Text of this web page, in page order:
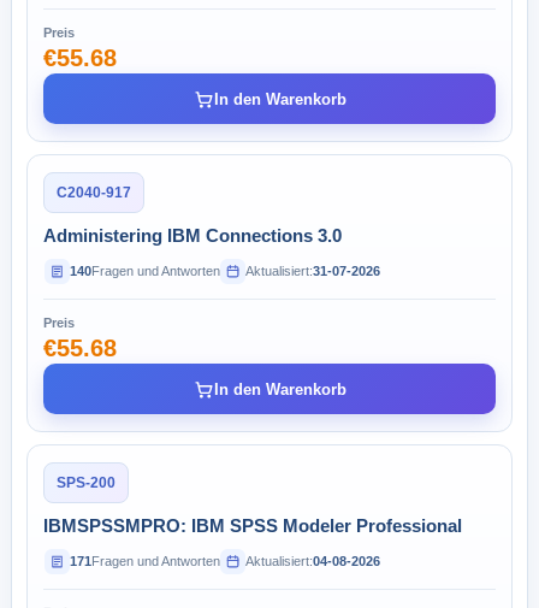
Preis
€55.68
In den Warenkorb
C2040-917
Administering IBM Connections 3.0
140Fragen und Antworten Aktualisiert:31-07-2026
Preis
€55.68
In den Warenkorb
SPS-200
IBMSPSSMPRO: IBM SPSS Modeler Professional
171Fragen und Antworten Aktualisiert:04-08-2026